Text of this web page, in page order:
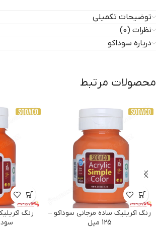
توضیحات تکمیلی
نظرات (0)
درباره سوداکو
محصولات مرتبط
رنگ اکریلیک ساده مرجانی سوداکو –
125 میل
رنگ
سوداکو